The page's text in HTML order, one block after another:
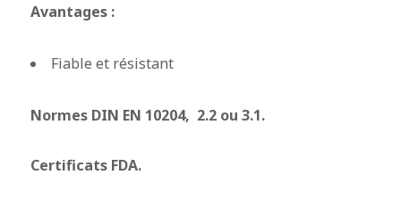
Avantages :
Fiable et résistant
Normes DIN EN 10204, 2.2 ou 3.1.
Certificats FDA.